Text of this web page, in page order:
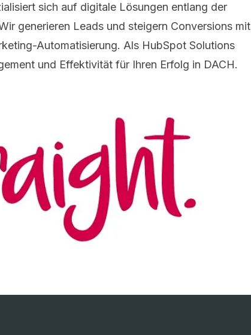
sich auf digitale Lösungen entlang der
generieren Leads und steigern Conversions mit
Automatisierung. Als HubSpot Solutions
und Effektivität für Ihren Erfolg in DACH.